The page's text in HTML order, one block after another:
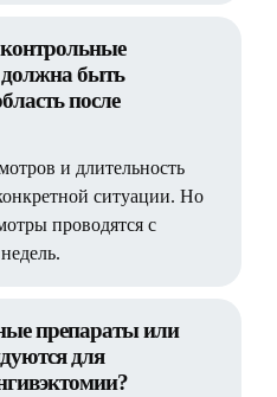
быть
после
и длительность
ситуации. Но
проводятся с
препараты или
для